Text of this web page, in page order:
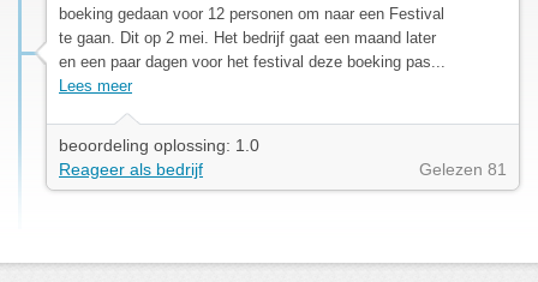
boeking gedaan voor 12 personen om naar een Festival
te gaan. Dit op 2 mei. Het bedrijf gaat een maand later
en een paar dagen voor het festival deze boeking pas...
Lees meer
beoordeling oplossing: 1.0
Reageer als bedrijf
Gelezen 81